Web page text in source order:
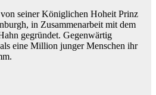
seiner Königlichen Hoheit Prinz
in Zusammenarbeit mit dem
gegründet. Gegenwärtig
eine Million junger Menschen ihr